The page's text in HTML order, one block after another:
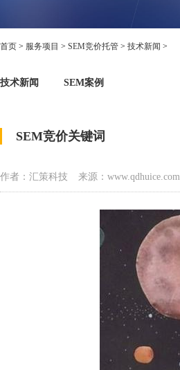
首页 > 服务项目 > SEM竞价托管 > 技术新闻 >
技术新闻 SEM案例
SEM竞价关键词
作者：汇策科技 来源：www.qdhuice.com